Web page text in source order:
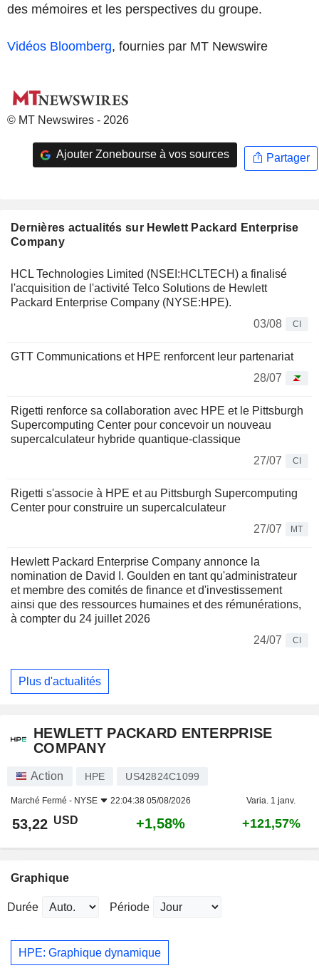
des mémoires et les perspectives du groupe.
Vidéos Bloomberg, fournies par MT Newswire
© MT Newswires - 2026
Ajouter Zonebourse à vos sources Partager
Dernières actualités sur Hewlett Packard Enterprise
Company
HCL Technologies Limited (NSEI:HCLTECH) a finalisé
l'acquisition de l'activité Telco Solutions de Hewlett
Packard Enterprise Company (NYSE:HPE).
03/08
CI
GTT Communications et HPE renforcent leur partenariat
28/07
Rigetti renforce sa collaboration avec HPE et le Pittsburgh
Supercomputing Center pour concevoir un nouveau
supercalculateur hybride quantique-classique
27/07
CI
Rigetti s'associe à HPE et au Pittsburgh Supercomputing
Center pour construire un supercalculateur
27/07
MT
Hewlett Packard Enterprise Company annonce la
nomination de David I. Goulden en tant qu'administrateur
et membre des comités de finance et d'investissement
ainsi que des ressources humaines et des rémunérations,
à compter du 24 juillet 2026
24/07
CI
Plus d'actualités
HEWLETT PACKARD ENTERPRISE
COMPANY
Action HPE US42824C1099
Marché Fermé - NYSE 22:04:38 05/08/2026 Varia. 1 janv.
53,22 USD +1,58% +121,57%
Graphique
Durée Période
HPE: Graphique dynamique